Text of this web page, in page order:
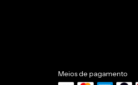
Meios de pagamento